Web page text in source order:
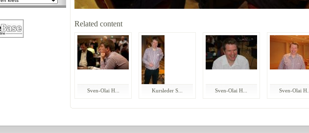
Related content
Sven-Olai H... Kursleder S... Sven-Olai H... Sven-Olai H...